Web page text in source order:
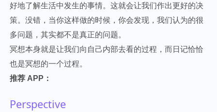
好地了解生活中发生的事情。这就会让我们作出更好的决
策。没错，当你这样做的时候，你会发现，我们认为的很
多问题，其实都不是真正的问题。
冥想本身就是让我们向自己内部去看的过程，而日记恰恰
也是冥想的一个过程。
推荐 APP：
Perspective